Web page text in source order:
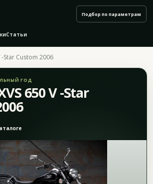
Статьи
Подбор по параметрам
-Star Custom 2006
ГОД
650 V -Star